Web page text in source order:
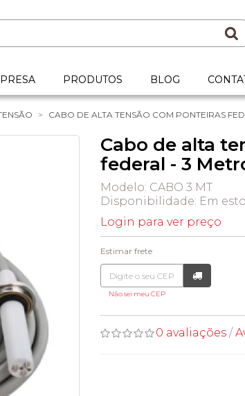
PRODUTOS BLOG
CABO DE ALTA TENSÃO COM PONTEIRAS
Cabo de alta
federal - 3
Modelo: CABO 3 MT
Disponibilidade: Em
Login para ver preço
Estimar frete
Não sei meu CEP
0 avaliações /